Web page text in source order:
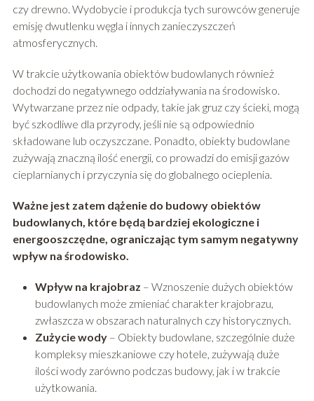
czy drewno. Wydobycie i produkcja tych surowców generuje
emisję dwutlenku węgla i innych zanieczyszczeń
atmosferycznych.
W trakcie użytkowania obiektów budowlanych również
dochodzi do negatywnego oddziaływania na środowisko.
Wytwarzane przez nie odpady, takie jak gruz czy ścieki, mogą
być szkodliwe dla przyrody, jeśli nie są odpowiednio
składowane lub oczyszczane. Ponadto, obiekty budowlane
zużywają znaczną ilość energii, co prowadzi do emisji gazów
cieplarnianych i przyczynia się do globalnego ocieplenia.
Ważne jest zatem dążenie do budowy obiektów
budowlanych, które będą bardziej ekologiczne i
energooszczędne, ograniczając tym samym negatywny
wpływ na środowisko.
Wpływ na krajobraz – Wznoszenie dużych obiektów
budowlanych może zmieniać charakter krajobrazu,
zwłaszcza w obszarach naturalnych czy historycznych.
Zużycie wody– Obiekty budowlane, szczególnie duże
kompleksy mieszkaniowe czy hotele, zużywają duże
ilości wody zarówno podczas budowy, jak i w trakcie
użytkowania.